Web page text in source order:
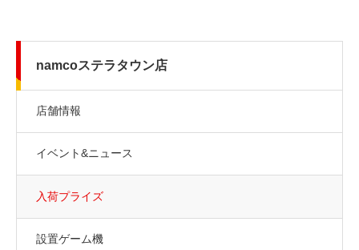
namcoステラタウン店
店舗情報
イベント&ニュース
入荷プライズ
設置ゲーム機